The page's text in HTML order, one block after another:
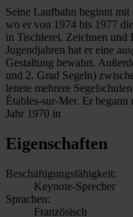
Seine Laufbahn beginnt mit
wo er von 1974 bis 1977
in Tischlerei, Zeichnen und
Jugendjahren hat er eine
Gestaltung bewahrt.
und 2. Grad Segeln)
leitete mehrere
Étables-sur-Mer. Er
Jahr 1970 in
Eigenschaften
Beschäftigungsfähigkeit:
Keynote-Sprecher
Sprachen:
Französisch